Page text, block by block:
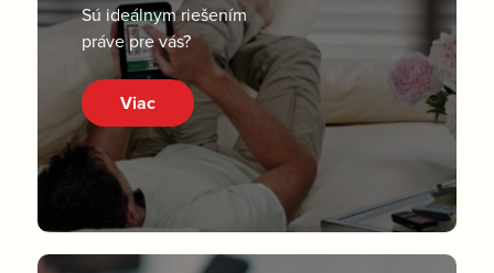
Sú ideálnym riešením
práve pre vás?
Viac